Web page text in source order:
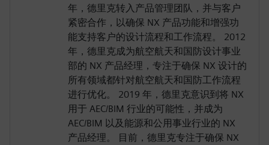
年，德里克转入产品管理团队，并与客户
紧密合作，以确保 NX 产品功能和增强功
能支持客户的设计流程和工作流程。 2012
年，德里克成为航空航天和国防设计事业
部的 NX 产品经理，专注于确保 NX 设计的
所有领域都针对航空航天和国防工作流程
进行优化。 2019 年，德里克意识到将 NX
用于 AEC/BIM 行业的可能性，并成为
AEC/BIM 以及能源和公用事业行业的 NX
产品经理。 目前，德里克专注于确保 NX